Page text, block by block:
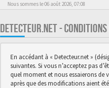
Nous sommes le 06 août 2026, 07:08
DETECTEUR.NET -
En accédant à « Detecteur.net »
suivantes. Si vous n’acceptez pas
quel moment et nous essaierons de
après que des modifications aient